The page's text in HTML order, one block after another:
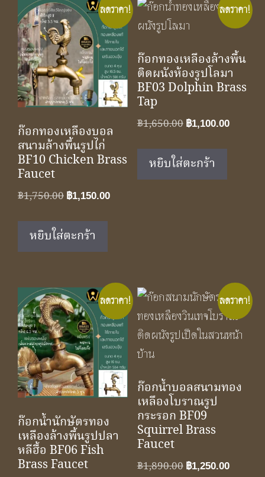
ลดราคา!
ก๊อกทองเหลืองบอล
สนามล้างพื้นรูปไก่
BF10 Chicken Brass
Faucet
฿1,750.00Original
was:
฿1,750.00.
฿1,150.00Current
หยิบใส่ตะกร้า
ลดราคา!
ก๊อกทองเหลืองล้างพื้น
ติดผนังห้องรูปโลมา
BF03 Dolphin Brass
Tap
฿1,650.00 Original
was:
฿1,650.00.
฿1,100.00
หยิบใส่ตะกร้า
ลดราคา!
ก๊อกน้ำนักษัตรทอง
เหลืองล้างพื้นรูปปลา
หลีฮื้อ BF06 Fish
Brass Faucet
ลดราคา!
ก๊อกน้ำบอลสนามทอง
เหลืองโบราณรูป
กระรอก BF09
Squirrel Brass
Faucet
฿1,890.00 Original
฿1,250.00